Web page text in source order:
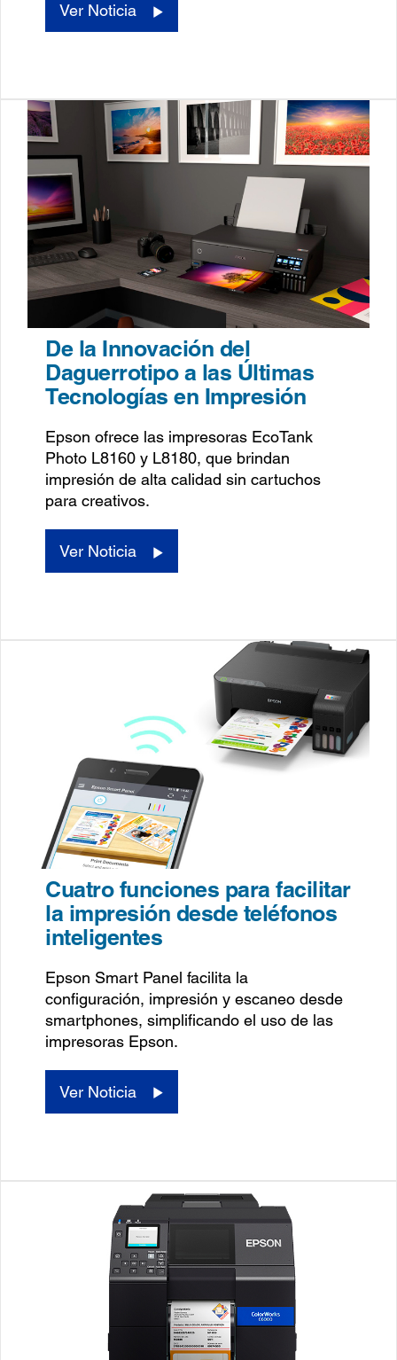
Ver Noticia
De la Innovación del
Daguerrotipo a las Últimas
Tecnologías en Impresión
Epson ofrece las impresoras EcoTank
Photo L8160 y L8180, que brindan
impresión de alta calidad sin cartuchos
para creativos.
Ver Noticia
Cuatro funciones para facilitar
la impresión desde teléfonos
inteligentes
Epson Smart Panel facilita la
configuración, impresión y escaneo desde
smartphones, simplificando el uso de las
impresoras Epson.
Ver Noticia